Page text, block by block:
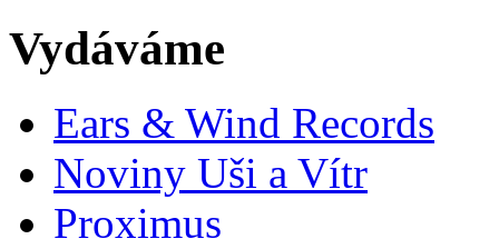
Vydáváme
Ears & Wind Records
Noviny Uši a Vítr
Proximus